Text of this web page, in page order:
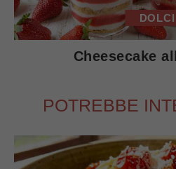
DOLCI
Cheesecake
POTREBBE